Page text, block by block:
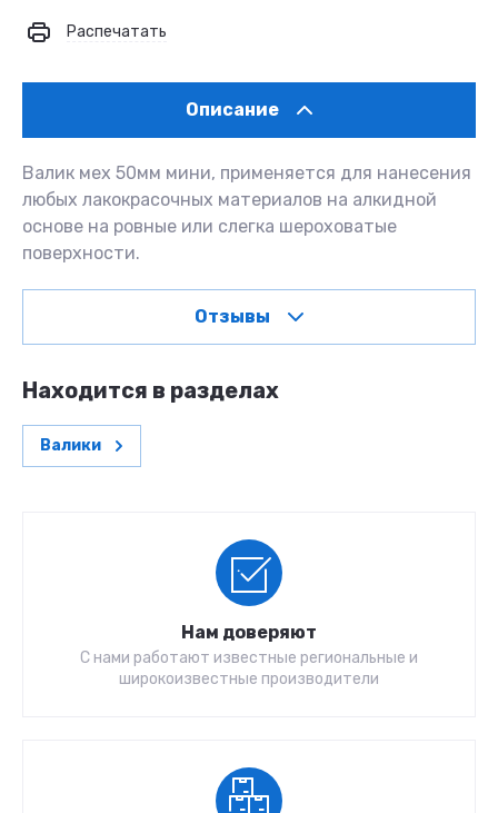
Распечатать
Описание
Валик мех 50мм мини, применяется для нанесения
любых лакокрасочных материалов на алкидной
основе на ровные или слегка шероховатые
поверхности.
Отзывы
Находится в разделах
Валики
Нам доверяют
С нами работают известные региональные и
широкоизвестные производители